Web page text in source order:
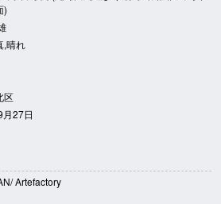
)
,晴れ
区
27日
Artefactory